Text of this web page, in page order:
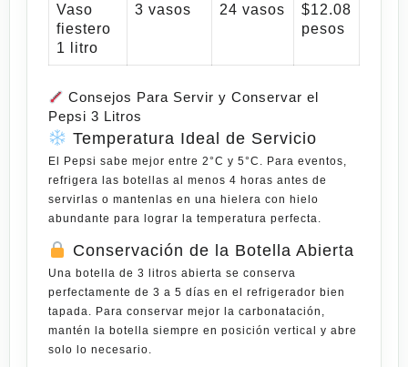
Vaso
fiestero
1 litro
3 vasos 24 vasos
$12.08
pesos
Consejos Para Servir y Conservar el
Pepsi 3 Litros
Temperatura Ideal de Servicio
El Pepsi sabe mejor entre 2°C y 5°C. Para eventos,
refrigera las botellas al menos 4 horas antes de
servirlas o mantenlas en una hielera con hielo
abundante para lograr la temperatura perfecta.
Conservación de la Botella Abierta
Una botella de 3 litros abierta se conserva
perfectamente de 3 a 5 días en el refrigerador bien
tapada. Para conservar mejor la carbonatación,
mantén la botella siempre en posición vertical y abre
solo lo necesario.